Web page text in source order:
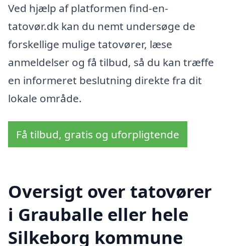
Ved hjælp af platformen find-en-
tatovør.dk kan du nemt undersøge de
forskellige mulige tatovører, læse
anmeldelser og få tilbud, så du kan træffe
en informeret beslutning direkte fra dit
lokale område.
Få tilbud, gratis og uforpligtende
Oversigt over tatovører
i Grauballe eller hele
Silkeborg kommune